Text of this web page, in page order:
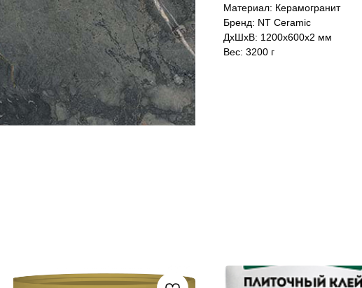
Материал: Керамогранит
Бренд: NT Ceramic
ДxШxВ: 1200x600x2 мм
Вес: 3200 г